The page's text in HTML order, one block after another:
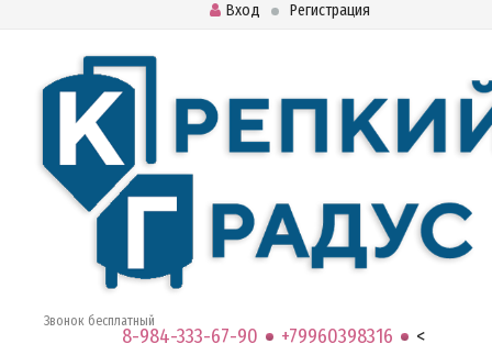
Вход
Регистрация
8-984-333-67-90 +79960398316 <
Звонок бесплатный